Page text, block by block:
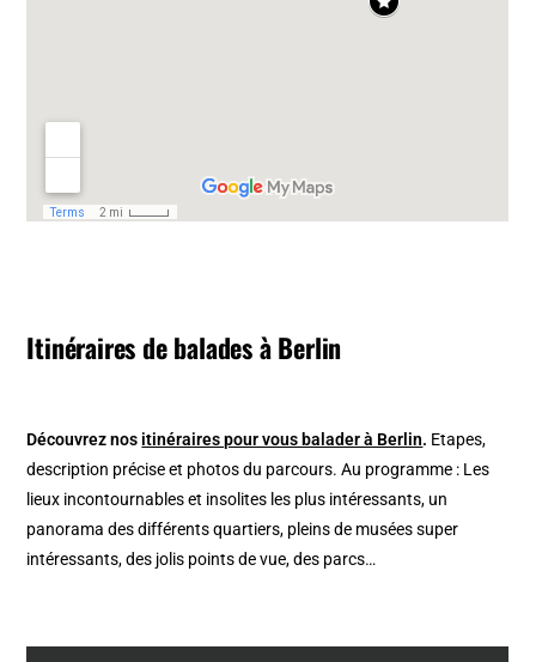
Itinéraires de balades à Berlin
Découvrez nos itinéraires pour vous balader à Berlin. Etapes,
description précise et photos du parcours. Au programme : Les
lieux incontournables et insolites les plus intéressants, un
panorama des différents quartiers, pleins de musées super
intéressants, des jolis points de vue, des parcs…